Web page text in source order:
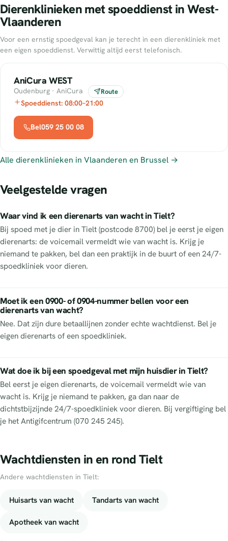
Dierenklinieken met spoeddienst in West-
Vlaanderen
Voor een ernstig spoedgeval kan je terecht in een dierenkliniek met
een eigen spoeddienst. Verwittig altijd eerst telefonisch.
AniCura WEST
Oudenburg · AniCura Route
Spoeddienst: 08:00–21:00
Bel059 25 00 08
Alle dierenklinieken in Vlaanderen en Brussel →
Veelgestelde vragen
Waar vind ik een dierenarts van wacht in Tielt?
Bij spoed met je dier in Tielt (postcode 8700) bel je eerst je eigen
dierenarts: de voicemail vermeldt wie van wacht is. Krijg je
niemand te pakken, bel dan een praktijk in de buurt of een 24/7-
spoedkliniek voor dieren.
Moet ik een 0900- of 0904-nummer bellen voor een
dierenarts van wacht?
Nee. Dat zijn dure betaallijnen zonder echte wachtdienst. Bel je
eigen dierenarts of een spoedkliniek.
Wat doe ik bij een spoedgeval met mijn huisdier in Tielt?
Bel eerst je eigen dierenarts, de voicemail vermeldt wie van
wacht is. Krijg je niemand te pakken, ga dan naar de
dichtstbijzijnde 24/7-spoedkliniek voor dieren. Bij vergiftiging bel
je het Antigifcentrum (070 245 245).
Wachtdiensten in en rond Tielt
Andere wachtdiensten in Tielt:
Huisarts van wacht Tandarts van wacht
Apotheek van wacht